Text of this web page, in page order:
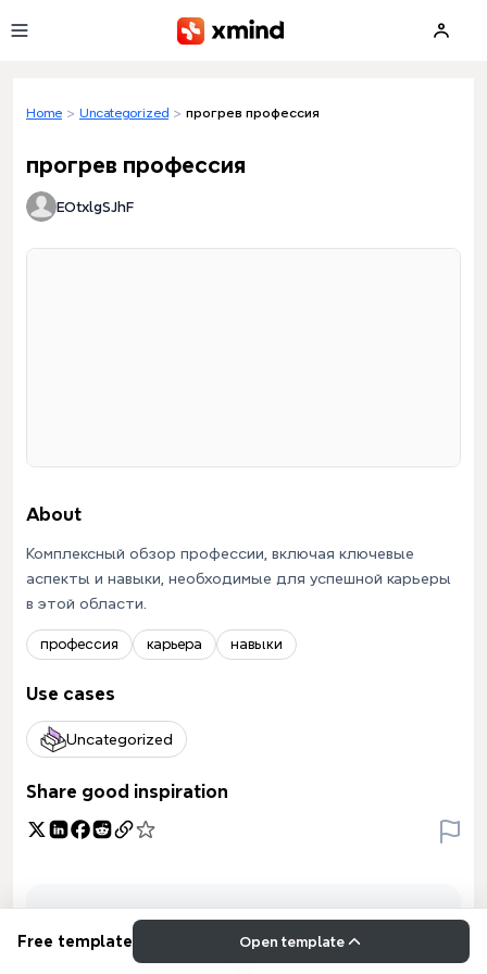
Home > Uncategorized > прогрев профессия
прогрев профессия
EOtxlgSJhF
About
Комплексный обзор профессии, включая ключевые
аспекты и навыки, необходимые для успешной карьеры
в этой области.
профессия карьера навыки
Use cases
Uncategorized
Share good inspiration
Free template Open template